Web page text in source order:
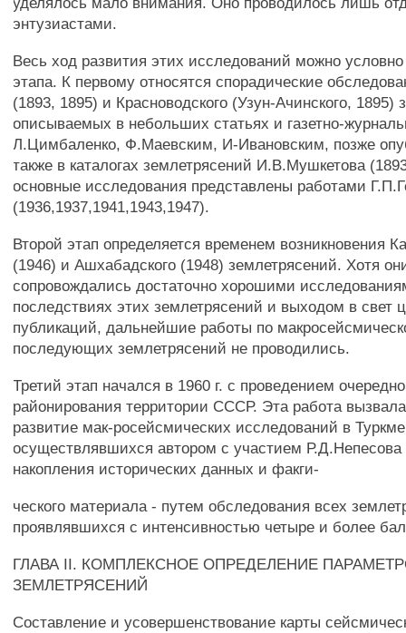
энтузиастами.
Весь ход развития этих исследований можно
этапа. К первому относятся спорадические
(1893, 1895) и Красноводского (Узун-Ачинского, 1895)
описываемых в небольших статьях и газетно-
Л.Цимбаленко, Ф.Маевским, И-Ивановским, позже
также в каталогах землетрясений И.В.Мушкетова
основные исследования представлены работами
(1936,1937,1941,1943,1947).
Второй этап определяется временем возникновения
(1946) и Ашхабадского (1948) землетрясений. Хотя
сопровождались достаточно хорошими
последствиях этих землетрясений и выходом в свет
публикаций, дальнейшие работы по
последующих землетрясений не проводились.
Третий этап начался в 1960 г. с проведением
районирования территории СССР. Эта работа
развитие мак-росейсмических исследований в
осуществлявшихся автором с участием
накопления исторических данных и факги-
ческого материала - путем обследования всех
проявлявшихся с интенсивностью четыре и более
ГЛАВА II. КОМПЛЕКСНОЕ ОПРЕДЕЛЕНИЕ
ЗЕМЛЕТРЯСЕНИЙ
Составление и усовершенствование карты